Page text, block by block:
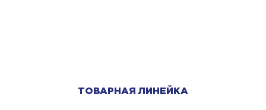
ТОВАРНАЯ ЛИНЕЙКА